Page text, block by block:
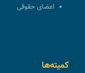
اعضای حقوقی
کمیته‌ها